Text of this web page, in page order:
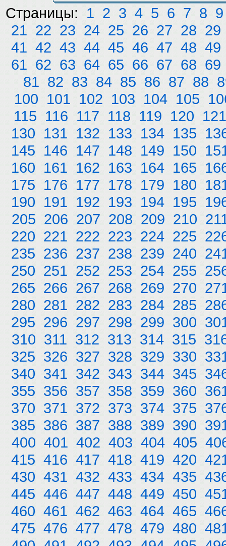
Страницы: 1 2 3 4 5 6 7 8 9
21 22 23 24 25 26 27 28 29
41 42 43 44 45 46 47 48 49
61 62 63 64 65 66 67 68 69
81 82 83 84 85 86 87 88
100 101 102 103 104 105
115 116 117 118 119 120 121
130 131 132 133 134 135
145 146 147 148 149 150
160 161 162 163 164 165
175 176 177 178 179 180
190 191 192 193 194 195
205 206 207 208 209 210
220 221 222 223 224 225
235 236 237 238 239 240
250 251 252 253 254 255
265 266 267 268 269 270
280 281 282 283 284 285
295 296 297 298 299 300
310 311 312 313 314 315
325 326 327 328 329 330
340 341 342 343 344 345
355 356 357 358 359 360
370 371 372 373 374 375
385 386 387 388 389 390
400 401 402 403 404 405
415 416 417 418 419 420
430 431 432 433 434 435
445 446 447 448 449 450
460 461 462 463 464 465
475 476 477 478 479 480